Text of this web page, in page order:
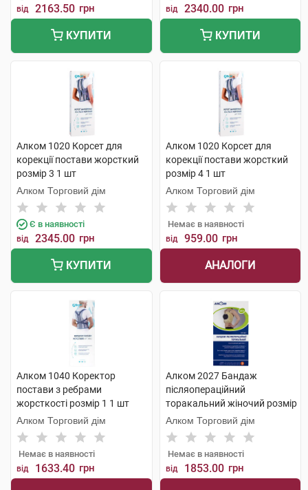
від 2163.50 грн
КУПИТИ
від 2340.00 грн
КУПИТИ
Алком 1020 Корсет для
корекції постави жорсткий
розмір 3 1 шт
Алком Торговий дім
Є в наявності
від 2345.00 грн
КУПИТИ
Алком 1020 Корсет для
корекції постави жорсткий
розмір 4 1 шт
Алком Торговий дім
Немає в наявності
від 959.00 грн
АНАЛОГИ
Алком 1040 Коректор
постави з ребрами
жорсткості розмір 1 1 шт
Алком Торговий дім
Немає в наявності
від 1633.40 грн
Алком 2027 Бандаж
післяопераційний
торакальний жіночий розмір
3 1 шт
Алком Торговий дім
Немає в наявності
від 1853.00 грн